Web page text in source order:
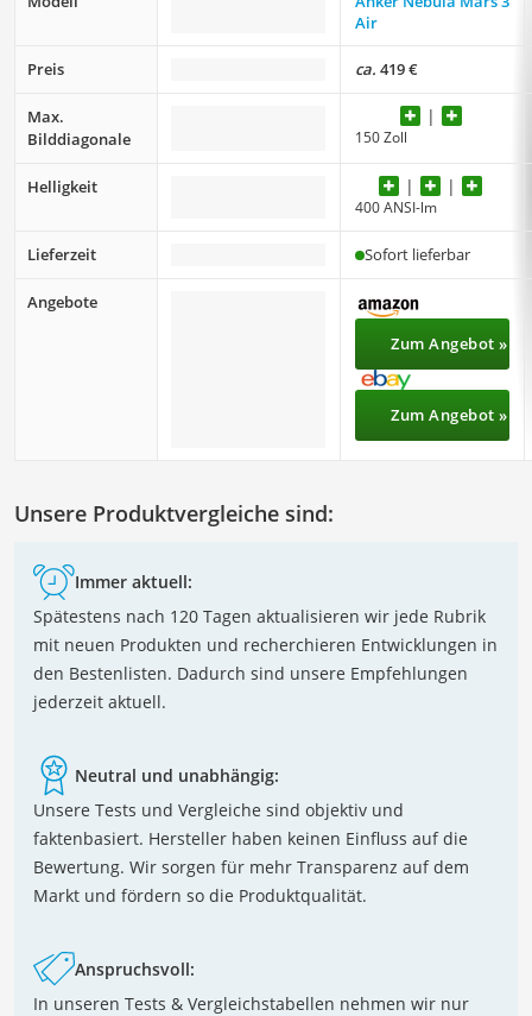
Air
Preis ca. 419 €
Max.
Bilddiagonale
150 Zoll
Helligkeit
400 ANSI-lm
Lieferzeit Sofort lieferbar
Angebote
Zum Angebot »
Zum Angebot »
Unsere Produktvergleiche sind:
Immer aktuell:
Spätestens nach 120 Tagen aktualisieren wir jede Rubrik
mit neuen Produkten und recherchieren Entwicklungen in
den Bestenlisten. Dadurch sind unsere Empfehlungen
jederzeit aktuell.
Neutral und unabhängig:
Unsere Tests und Vergleiche sind objektiv und
faktenbasiert. Hersteller haben keinen Einfluss auf die
Bewertung. Wir sorgen für mehr Transparenz auf dem
Markt und fördern so die Produktqualität.
Anspruchsvoll:
In unseren Tests & Vergleichstabellen nehmen wir nur